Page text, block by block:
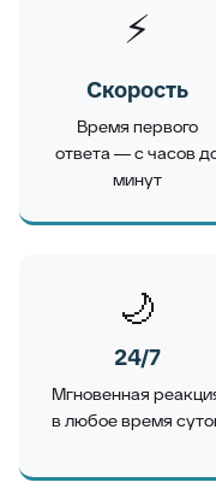
⚡
Скорость
Время первого
ответа — с часов
минут
🌙
24/7
Мгновенная
в любое время